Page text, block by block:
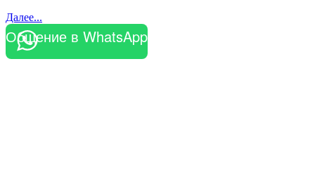
Далее...
Общение в WhatsApp